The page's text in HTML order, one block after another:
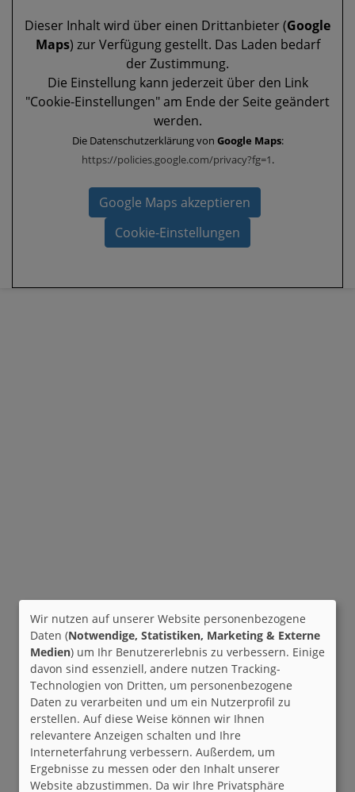
Dieser Inhalt wird über einen Drittanbieter (Google
Maps) zur Verfügung gestellt. Das Laden bedarf
der Zustimmung.
Die Einstellung kann jederzeit über den Link
"Cookie-Einstellungen" am Ende der Seite geändert
werden.
Die Datenschutzerklärung von Google Maps:
https://policies.google.com/privacy?fg=1.
Google Maps akzeptieren
Cookie-Einstellungen
Wir nutzen auf unserer Website personenbezogene
Daten (Notwendige, Statistiken, Marketing & Externe
Medien) um Ihr Benutzererlebnis zu verbessern. Einige
davon sind essenziell, andere nutzen Tracking-
Technologien von Dritten, um personenbezogene
Daten zu verarbeiten und um ein Nutzerprofil zu
erstellen. Auf diese Weise können wir Ihnen
relevantere Anzeigen schalten und Ihre
Interneterfahrung verbessern. Außerdem, um
Ergebnisse zu messen oder den Inhalt unserer
Website abzustimmen. Da wir Ihre Privatsphäre